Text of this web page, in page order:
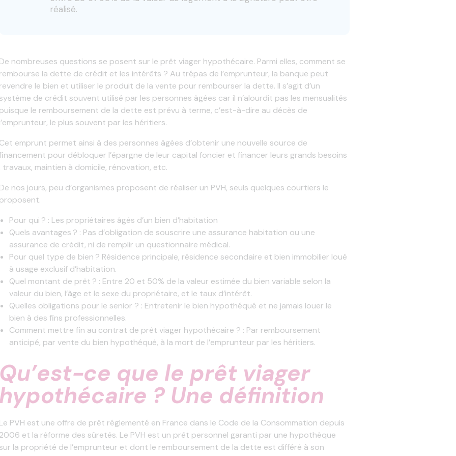
réalisé.
nombreuses questions se posent sur le prêt viager hypothécaire. Parmi elles, comment se
la dette de crédit et les intérêts ? Au trépas de l’emprunteur, la banque peut
le bien et utiliser le produit de la vente pour rembourser la dette. Il s’agit d’un
de crédit souvent utilisé par les personnes âgées car il n’alourdit pas les mensualités
le remboursement de la dette est prévu à terme, c’est-à-dire au décès de
le plus souvent par les héritiers.
emprunt permet ainsi à des personnes âgées d’obtenir une nouvelle source de
pour débloquer l’épargne de leur capital foncier et financer leurs grands besoins
travaux, maintien à domicile, rénovation, etc.
nos jours, peu d’organismes proposent de réaliser un PVH, seuls quelques courtiers le
Pour qui ? : Les propriétaires âgés d’un bien d’habitation
Quels avantages ? : Pas d’obligation de souscrire une assurance habitation ou une
assurance de crédit, ni de remplir un questionnaire médical.
Pour quel type de bien ? Résidence principale, résidence secondaire et bien immobilier loué
à usage exclusif d’habitation.
Quel montant de prêt ? : Entre 20 et 50% de la valeur estimée du bien variable selon la
valeur du bien, l’âge et le sexe du propriétaire, et le taux d’intérêt.
Quelles obligations pour le senior ? : Entretenir le bien hypothéqué et ne jamais louer le
bien à des fins professionnelles.
Comment mettre fin au contrat de prêt viager hypothécaire ? : Par remboursement
anticipé, par vente du bien hypothéqué, à la mort de l’emprunteur par les héritiers.
ce que le prêt viager
? Une définition
PVH est une offre de prêt réglementé en France dans le Code de la Consommation depuis
et la réforme des sûretés. Le PVH est un prêt personnel garanti par une hypothèque
la propriété de l’emprunteur et dont le remboursement de la dette est différé à son